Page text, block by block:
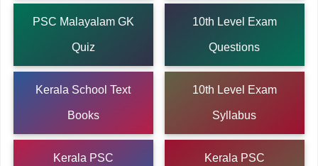
PSC Malayalam GK
Quiz
10th Level Exam
Questions
Kerala School Text
Books
10th Level Exam
Syllabus
Kerala PSC Kerala PSC